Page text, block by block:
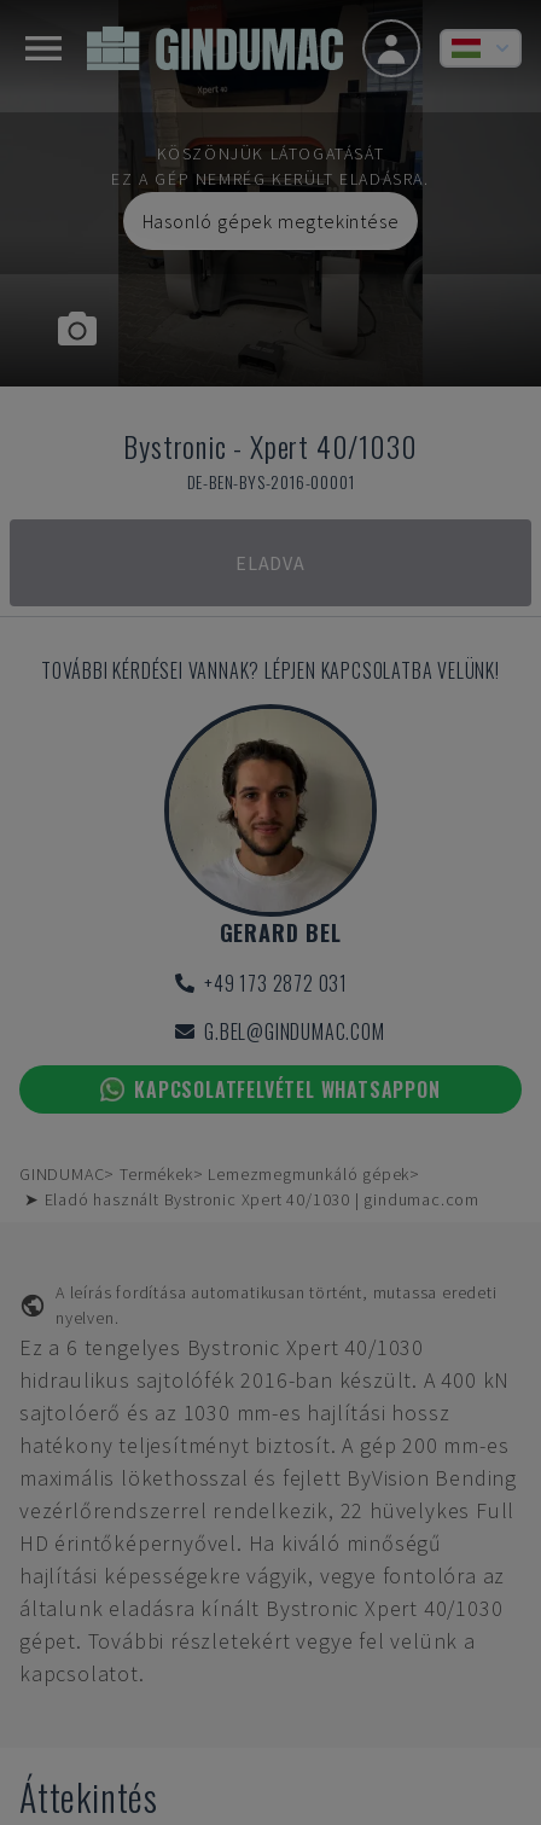
KÖSZÖNJÜK LÁTOGATÁSÁT
EZ A GÉP NEMRÉG KERÜLT ELADÁSRA.
Hasonló gépek megtekintése
Bystronic -Xpert 40/1030
DE-BEN-BYS-2016-00001
ELADVA
TOVÁBBI KÉRDÉSEI VANNAK? LÉPJEN KAPCSOLATBA VELÜNK!
GERARD BEL
+49 173 2872 031
G.BEL@GINDUMAC.COM
KAPCSOLATFELVÉTEL WHATSAPPON
GINDUMAC Termékek
Lemezmegmunkáló gépek
➤ Eladó használt Bystronic Xpert 40/1030 | gindumac.com
A leírás fordítása automatikusan történt, mutassa eredeti
nyelven.
Ez a 6 tengelyes Bystronic Xpert 40/1030
hidraulikus sajtolófék 2016-ban készült. A 400 kN
sajtolóerő és az 1030 mm-es hajlítási hossz
hatékony teljesítményt biztosít. A gép 200 mm-es
maximális lökethosszal és fejlett ByVision Bending
vezérlőrendszerrel rendelkezik, 22 hüvelykes Full
HD érintőképernyővel. Ha kiváló minőségű
hajlítási képességekre vágyik, vegye fontolóra az
általunk eladásra kínált Bystronic Xpert 40/1030
gépet. További részletekért vegye fel velünk a
kapcsolatot.
Áttekintés